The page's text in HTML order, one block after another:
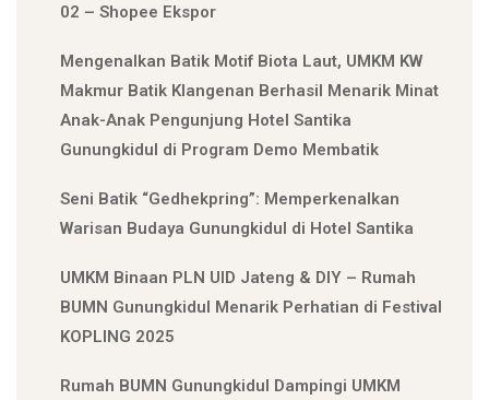
02 – Shopee Ekspor
Mengenalkan Batik Motif Biota Laut, UMKM KW
Makmur Batik Klangenan Berhasil Menarik Minat
Anak-Anak Pengunjung Hotel Santika
Gunungkidul di Program Demo Membatik
Seni Batik “Gedhekpring”: Memperkenalkan
Warisan Budaya Gunungkidul di Hotel Santika
UMKM Binaan PLN UID Jateng & DIY – Rumah
BUMN Gunungkidul Menarik Perhatian di Festival
KOPLING 2025
Rumah BUMN Gunungkidul Dampingi UMKM